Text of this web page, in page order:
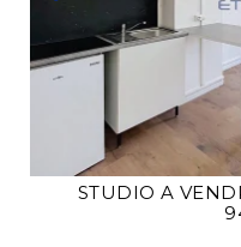
STUDIO A